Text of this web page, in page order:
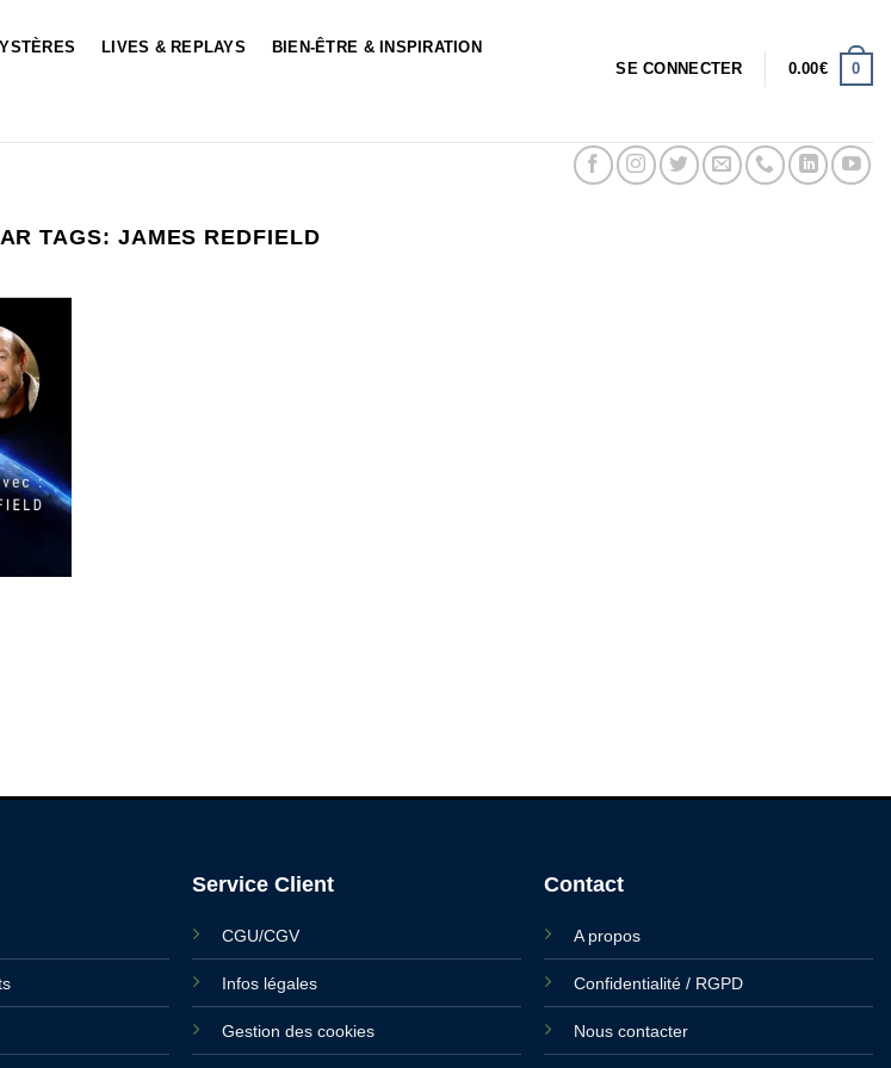
LIVES & REPLAYS BIEN-ÊTRE & INSPIRATION
SE CONNECTER 0.00€ 0
TAGS: JAMES REDFIELD
Service Client
CGU/CGV
Infos légales
Gestion des cookies
Contact
A propos
Confidentialité / RGPD
Nous contacter